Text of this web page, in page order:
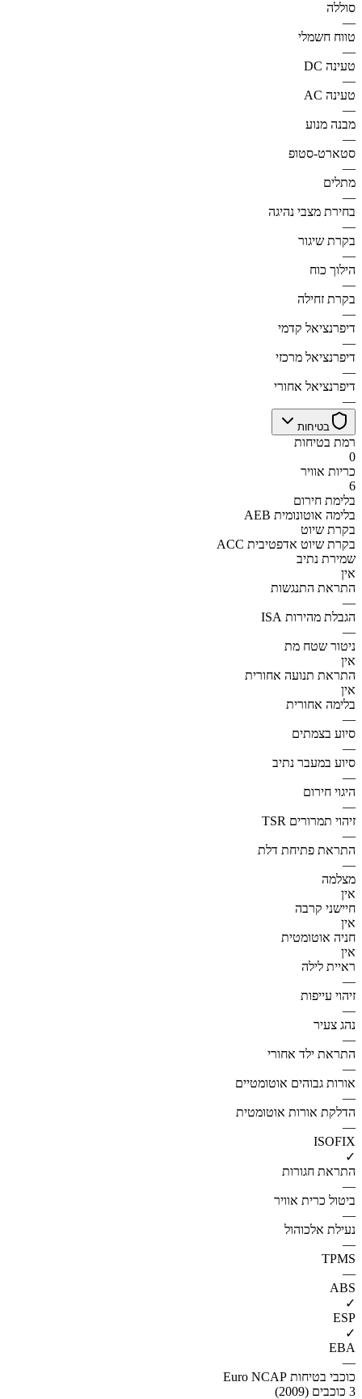
סוללה
—
טווח חשמלי
—
טעינה DC
—
טעינה AC
—
מבנה מנוע
—
סטארט-סטופ
—
מתלים
—
בחירת מצבי נהיגה
—
בקרת שיגור
—
הילוך כוח
—
בקרת זחילה
—
דיפרנציאל קדמי
—
דיפרנציאל מרכזי
—
דיפרנציאל אחורי
—
בטיחות
רמת בטיחות
0
כריות אוויר
6
בלימת חירום
AEB בלימה אוטונומית
בקרת שיוט
ACC בקרת שיוט אדפטיבית
שמירת נתיב
אין
התראת התנגשות
—
הגבלת מהירות ISA
—
ניטור שטח מת
אין
התראת תנועה אחורית
אין
בלימה אחורית
—
סיוע בצמתים
—
סיוע במעבר נתיב
—
היגוי חירום
—
זיהוי תמרורים TSR
—
התראת פתיחת דלת
—
מצלמה
אין
חיישני קרבה
אין
חניה אוטומטית
אין
ראיית לילה
—
זיהוי עייפות
—
נהג צעיר
—
התראת ילד אחורי
—
אורות גבוהים אוטומטיים
—
הדלקת אורות אוטומטית
—
ISOFIX
✓
התראת חגורות
—
ביטול כרית אוויר
—
נעילת אלכוהול
—
TPMS
—
ABS
✓
ESP
✓
EBA
—
כוכבי בטיחות Euro NCAP
3 כוכבים (2009)